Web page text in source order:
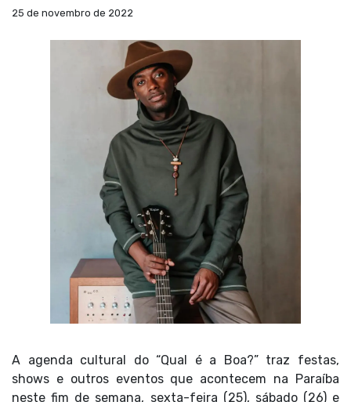
25 de novembro de 2022
A agenda cultural do “Qual é a Boa?” traz festas,
shows e outros eventos que acontecem na Paraíba
neste fim de semana, sexta-feira (25), sábado (26) e